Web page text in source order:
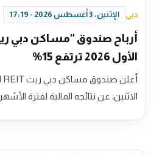
دبي الإثنين، 3 أغسطس 2026 - 17:19
أرباح صندوق "مساكن دبي
الأول 2026 ترتفع 15%
الاثنين، عن نتائجه المالية لفترة